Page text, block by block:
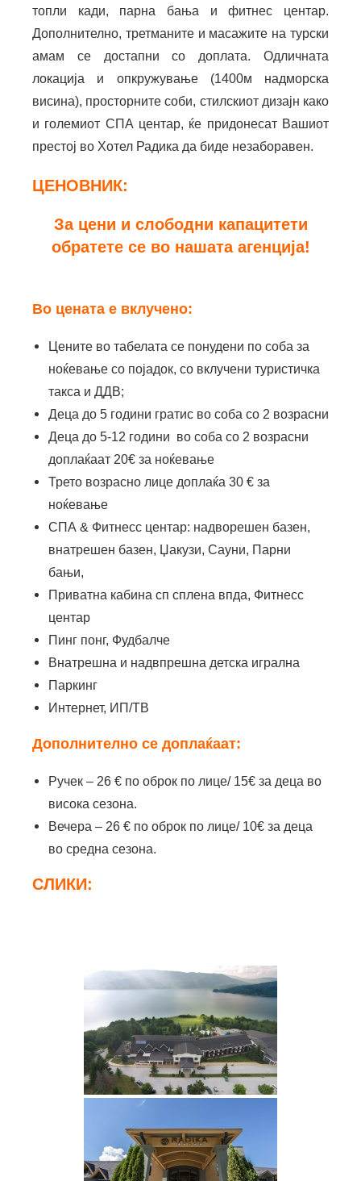
топли кади, парна бања и фитнес центар.
Дополнително, третманите и масажите на турски
амам се достапни со доплата. Одличната
локација и опкружување (1400м надморска
висина), просторните соби, стилскиот дизајн како
и големиот СПА центар, ќе придонесат Вашиот
престој во Хотел Радика да биде незаборавен.
ЦЕНОВНИК:
За цени и слободни капацитети
обратете се во нашата агенција!
Во цената е вклучено:
Цените во табелата се понудени по соба за
ноќевање со појадок, со вклучени туристичка
такса и ДДВ;
Деца до 5 години гратис во соба со 2 возрасни
Деца до 5-12 години во соба со 2 возрасни
доплаќаат 20€ за ноќевање
Трето возрасно лице доплаќа 30 € за
ноќевање
СПА & Фитнесс центар: надворешен базен,
внатрешен базен, Џакузи, Сауни, Парни
бањи,
Приватна кабина сп сплена впда, Фитнесс
центар
Пинг пoнг, Фудбалче
Внатрешна и надвпрешна детска игрална
Паркинг
Интернет, ИП/ТВ
Дoполнителнo се дoплаќаат:
Ручек – 26 € по oбрoк по лице/ 15€ за деца во
висока сезона.
Вечера – 26 € по oбрoк по лице/ 10€ за деца
во средна сезона.
СЛИКИ: